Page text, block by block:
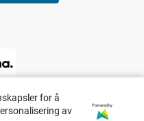
for å
av
Powered by